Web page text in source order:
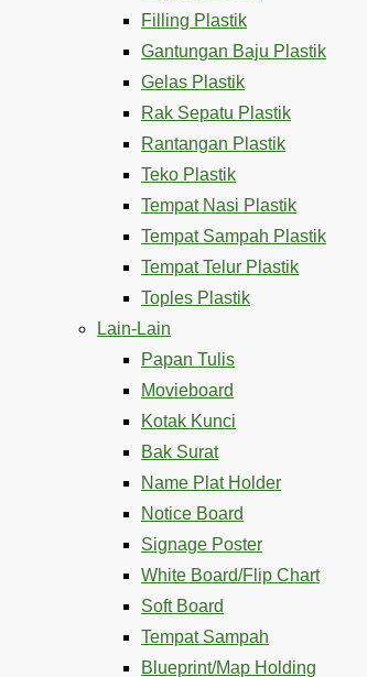
Filling Plastik
Gantungan Baju Plastik
Gelas Plastik
Rak Sepatu Plastik
Rantangan Plastik
Teko Plastik
Tempat Nasi Plastik
Tempat Sampah Plastik
Tempat Telur Plastik
Toples Plastik
Lain-Lain
Papan Tulis
Movieboard
Kotak Kunci
Bak Surat
Name Plat Holder
Notice Board
Signage Poster
White Board/Flip Chart
Soft Board
Tempat Sampah
Blueprint/Map Holding